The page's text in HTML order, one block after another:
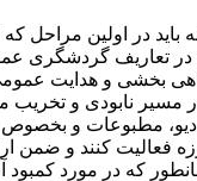
باید در اولین مراحل
در تعاریف گردشگری
بخشی و هدایت
مسیر نابودی و
مطبوعات و
فعالیت کنند و ضمن
که در مورد کمبود